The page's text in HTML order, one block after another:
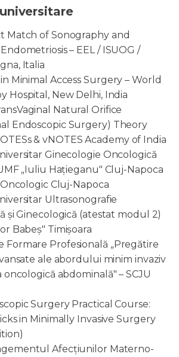
Match of Sonography and
– EEL / ISUOG /
Italia
Minimal Access Surgery – World
Hospital, New Delhi, India
Natural Orifice
Endoscopic Surgery) Theory
& vNOTES Academy of India
Ginecologie Oncologică
„Iuliu Hațieganu" Cluj-Napoca
Cluj-Napoca
Ultrasonografie
și Ginecologică (atestat modul 2)
Babeș" Timișoara
Formare Profesională „Pregătire
ale abordului minim invaziv
abdominală" – SCJU
Surgery Practical Course:
in Minimally Invasive Surgery
Afecțiunilor Materno-